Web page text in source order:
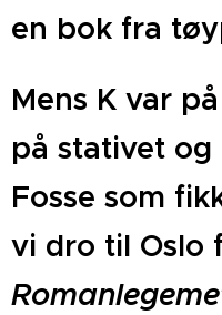
en bok fra
Mens K var
på stativet
Fosse som
vi dro til Oslo